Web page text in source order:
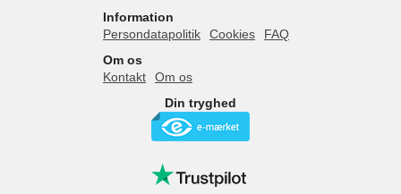
Information
Persondatapolitik
Cookies
FAQ
Om os
Kontakt
Om os
Din tryghed